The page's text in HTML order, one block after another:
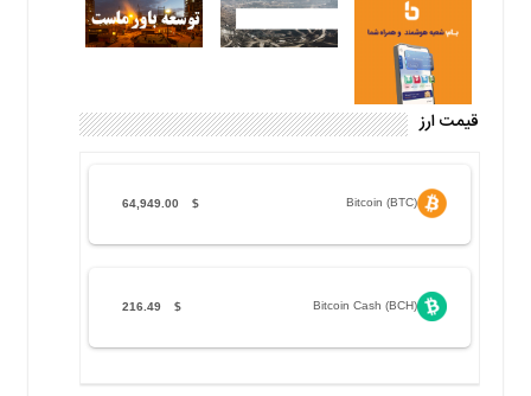
قیمت ارز
Bitcoin (BTC)
$
64,949.00
Bitcoin Cash (BCH)
$
216.49